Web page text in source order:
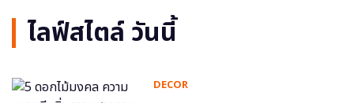
ไลฟ์สไตล์ วันนี้
DECOR